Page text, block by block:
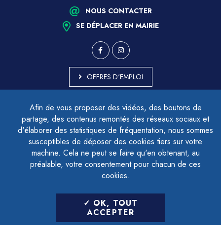
Afin de vous proposer des vidéos, des boutons de
partage, des contenus remontés des réseaux sociaux et
d'élaborer des statistiques de fréquentation, nous sommes
susceptibles de déposer des cookies tiers sur votre
machine. Cela ne peut se faire qu'en obtenant, au
préalable, votre consentement pour chacun de ces
cookies.
OK, TOUT
ACCEPTER
NOUS CONTACTER
SE DÉPLACER EN MAIRIE
OFFRES D'EMPLOI
ACCESSIBILITÉ - PARTIELLEMENT CONFORME
PLAN DU SITE
MENTIONS LÉGALES
CONTACTER LE DÉLÉGUÉ À LA PROTECTION DES DONNÉES
GESTION DES COOKIES
LETTRE D'INFORMATION
SAISIR VOTRE ADRESSE E-MAIL
POUR VOUS INSCRIRE :